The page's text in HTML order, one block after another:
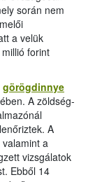
során nem
a velük
forint
görögdinnye
A zöldség-
A
a
vizsgálatok
Ebből 14